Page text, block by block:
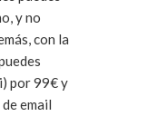
y no
con la
por 99€ y
email